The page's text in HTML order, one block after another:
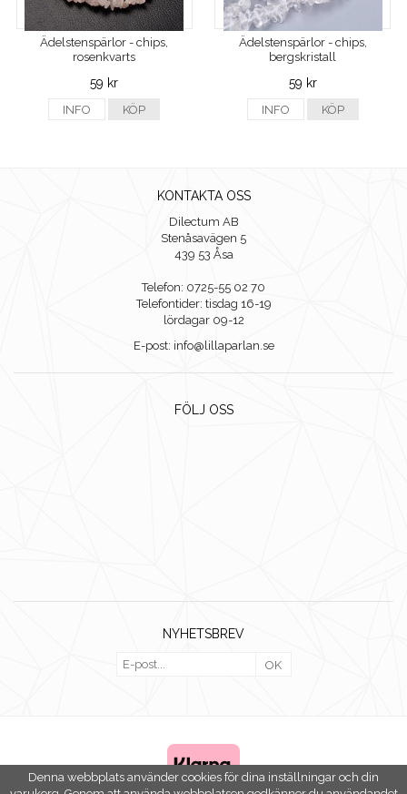
Ädelstenspärlor - chips,
rosenkvarts
59 kr
INFO KÖP
Ädelstenspärlor - chips,
bergskristall
59 kr
INFO KÖP
KONTAKTA OSS
Dilectum AB
Stenåsavägen 5
439 53 Åsa
Telefon: 0725-55 02 70
Telefontider: tisdag 16-19
lördagar 09-12
E-post: info@lillaparlan.se
FÖLJ OSS
NYHETSBREV
OK
Denna webbplats använder cookies för dina inställningar och din